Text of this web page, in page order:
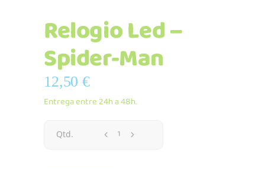
Relogio Led –
Spider-Man
12,50€
Entrega entre 24h a 48h.
Relogio
Qtd.